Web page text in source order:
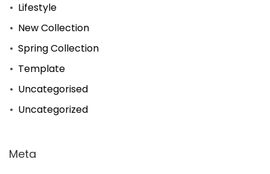
Lifestyle
New Collection
Spring Collection
Template
Uncategorised
Uncategorized
Meta